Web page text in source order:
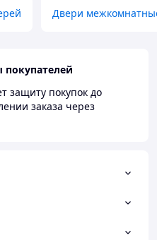
Двери
защиту покупок до
заказа через